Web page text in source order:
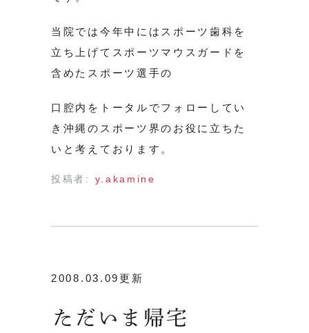
当院では今年中にはスポーツ歯科を
立ち上げてスポーツマウスガードを
含めたスポーツ選手の
口腔内をトータルでフォローしてい
き沖縄のスポーツ界のお役に立ちた
いと考えております。
投稿者: y.akamine
2008.03.09更新
ただいま帰宅